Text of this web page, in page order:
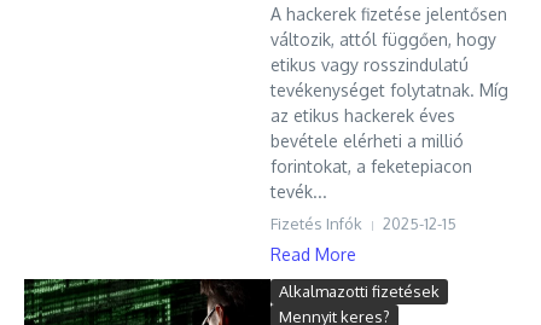
A hackerek fizetése jelentősen
változik, attól függően, hogy
etikus vagy rosszindulatú
tevékenységet folytatnak. Míg
az etikus hackerek éves
bevétele elérheti a millió
forintokat, a feketepiacon
tevék...
Fizetés Infók 2025-12-15
Read More
Alkalmazotti fizetések
Mennyit keres?